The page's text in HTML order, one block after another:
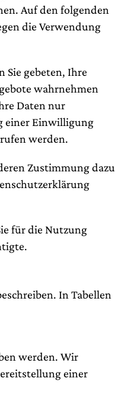
Auf den folgenden
die Verwendung
Sie gebeten, Ihre
wahrnehmen
Daten nur
einer Einwilligung
werden.
Zustimmung dazu
für die Nutzung
In Tabellen
werden. Wir
einer